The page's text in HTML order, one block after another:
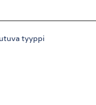
tyyppi